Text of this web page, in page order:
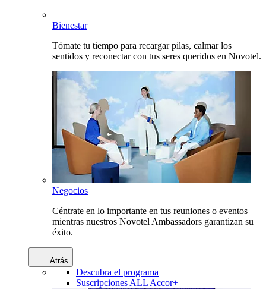
Bienestar
Tómate tu tiempo para recargar pilas, calmar los
sentidos y reconectar con tus seres queridos en Novotel.
Negocios
Céntrate en lo importante en tus reuniones o eventos
mientras nuestros Novotel Ambassadors garantizan su
éxito.
Atrás
Descubra el programa
Suscripciones ALL Accor+